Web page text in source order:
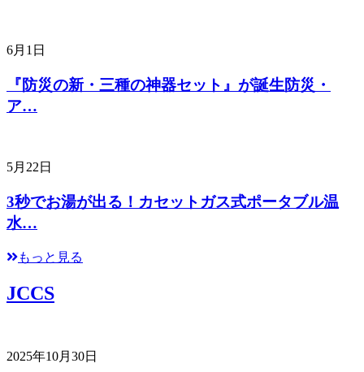
6月1日
『防災の新・三種の神器セット』が誕生防災・
ア…
5月22日
3秒でお湯が出る！カセットガス式ポータブル温
水…
もっと見る
JCCS
2025年10月30日